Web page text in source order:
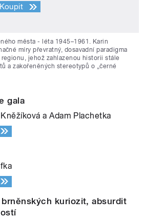
Koupit
města - léta 1945–1961. Karin
míry převratný, dosavadní paradigma
jehož zahlazenou historii stále
a zakořeněných stereotypů o „černé
gala
a Adam Plachetka
brněnských kuriozit, absurdit